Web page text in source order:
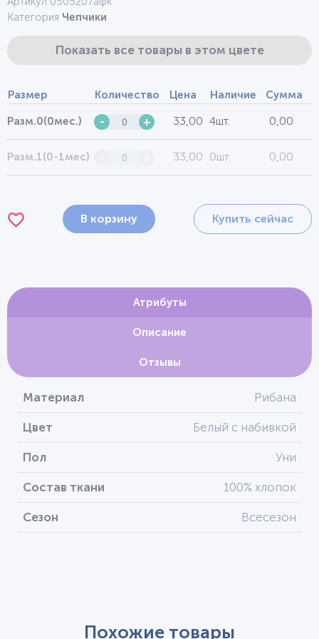
Категория Чепчики
Показать все товары в этом цвете
Размер Количество Цена Наличие Сумма
Разм.0(0мес.) - + 33,00 4шт. 0,00
Разм.1(0-1мес) 33,00 0шт. 0,00
В корзину Купить сейчас
Атрибуты
Описание
Отзывы
Материал Рибана
Цвет Белый с набивкой
Пол Уни
Состав ткани 100% хлопок
Сезон Всесезон
Похожие товары